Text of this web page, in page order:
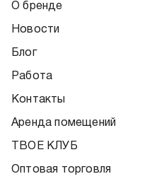
О бренде
Новости
Блог
Работа
Контакты
Аренда помещений
ТВОЕ КЛУБ
Оптовая торговля